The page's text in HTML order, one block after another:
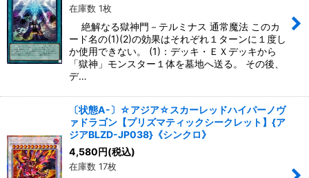
在庫数 1枚
絶解なる獄神門－テルミナス 通常魔法 このカ
ード名の(1)(2)の効果はそれぞれ１ターンに１度し
か使用できない。 (1)：デッキ・ＥＸデッキから
「獄神」モンスター１体を墓地へ送る。 その後、
デ…
〔状態A-〕☆アジア☆スカーレッドハイパーノヴ
ァドラゴン【プリズマティックシークレット】{ア
ジアBLZD-JP038}《シンクロ》
4,580円(税込)
在庫数 17枚